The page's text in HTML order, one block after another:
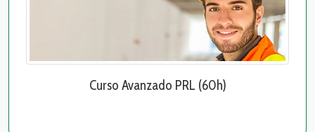
Curso Avanzado PRL (60h)